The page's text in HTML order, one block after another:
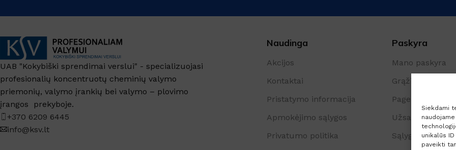
Siekdami
unikalūs
paveikti
UAB "Kokybiški sprendimai verslui" - specializuojasi
profesionalių koncentruotų cheminių valymo
priemonių, valymo įrankių bei valymo – plovimo
įrangos prekyboje.
+370 6209 6445
info@ksv.lt
Naudinga
Akcijos
Kontaktai
Pristatymo informacija
Apmokėjimo sąlygos
Privatumo politika
Paskyra
Mano paskyra
Grąžinimo forma
Pageidavimų
Užsakymų
Sąlygos ir